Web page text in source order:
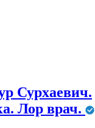
Сурхаевич.
Лор врач.